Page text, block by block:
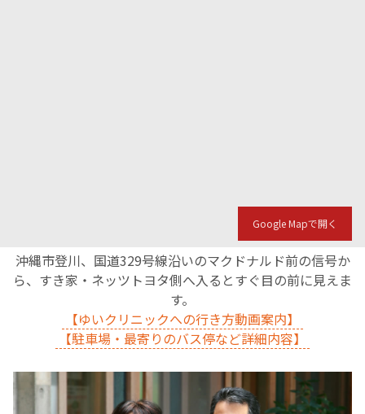
Google Mapで開く
沖縄市登川、国道329号線沿いのマクドナルド前の信号か
ら、すき家・ネッツトヨタ側へ入るとすぐ目の前に見えま
す。
【ゆいクリニックへの行き方動画案内】
【駐車場・最寄りのバス停など詳細内容】